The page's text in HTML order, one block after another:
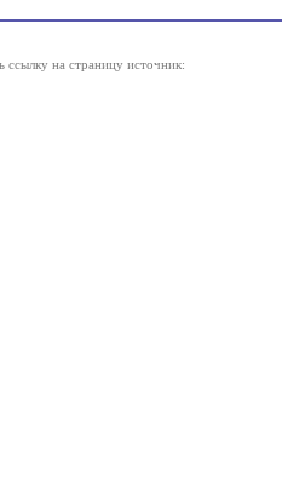
ссылку на страницу источник: